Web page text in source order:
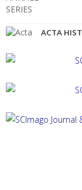
ACTA
ANNALES,